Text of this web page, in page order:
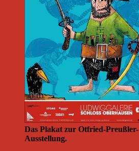
Das Plakat zur Otfried-Preußler-
Ausstellung.